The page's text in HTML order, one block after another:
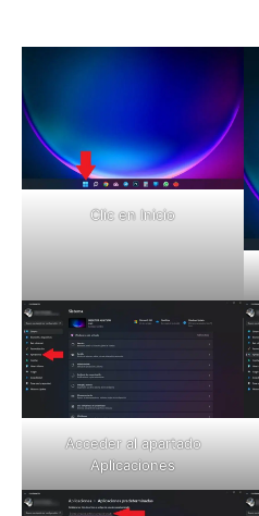
Clic en Inicio
Acceder al apartado
Aplicaciones